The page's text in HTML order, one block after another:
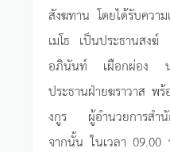
สังฆทาน โดยได้รับควา
เมโธ เป็นประธานสงฆ์
อภินันท์ เผือกผ่อง น
ประธานฝ่ายฆราวาส พ
งกูร ผู้อำนวยการสำนั
จากนั้น ในเวลา 09.00